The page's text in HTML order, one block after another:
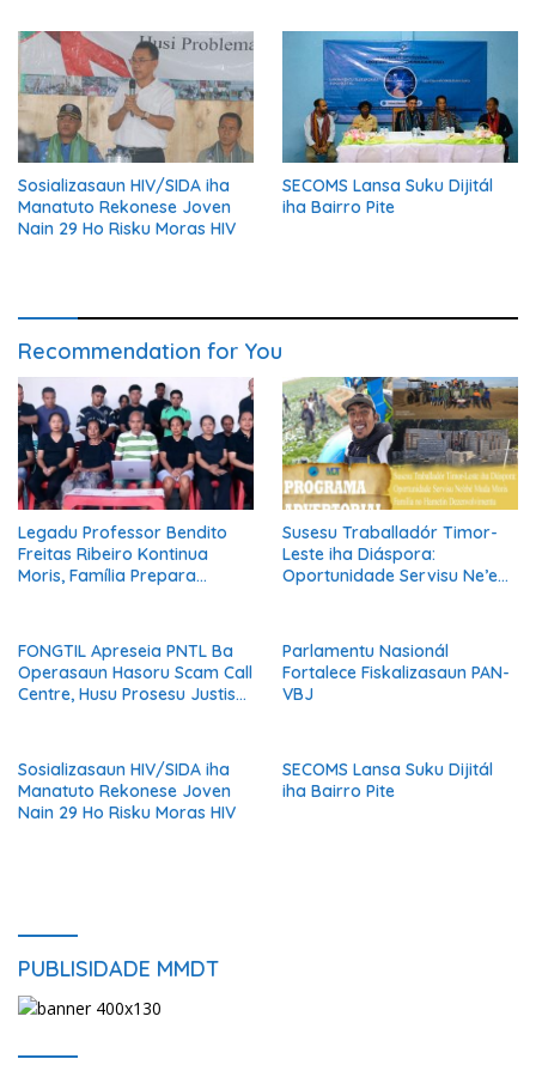
Sosializasaun HIV/SIDA iha
Manatuto Rekonese Joven
Nain 29 Ho Risku Moras HIV
SECOMS Lansa Suku Dijitál
iha Bairro Pite
Recommendation for You
Legadu Professor Bendito
Freitas Ribeiro Kontinua
Moris, Família Prepara
Susesu Traballadór Timor-
Leste iha Diáspora:
Oportunidade Servisu Ne’ebé
Nasaun
FONGTIL Apreseia PNTL Ba
Operasaun Hasoru Scam Call
Centre, Husu Prosesu Justisa
Parlamentu Nasionál
Fortalece Fiskalizasaun PAN-
VBJ
Sosializasaun HIV/SIDA iha
Manatuto Rekonese Joven
Nain 29 Ho Risku Moras HIV
SECOMS Lansa Suku Dijitál
iha Bairro Pite
PUBLISIDADE MMDT